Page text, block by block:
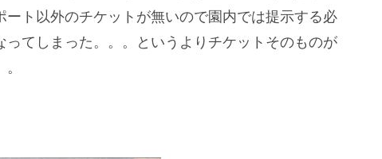
ト以外のチケットが無いので園内では提示する必
てしまった。。。というよりチケットそのものが